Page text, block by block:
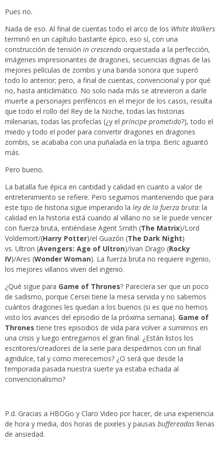
Pues no.
Nada de eso. Al final de cuentas todo el arco de los White Walkers
terminó en un capítulo bastante épico, eso sí, con una
construcción de tensión in crescendo orquestada a la perfección,
imágenes impresionantes de dragones, secuencias dignas de las
mejores películas de zombis y una banda sonora que superó
todo lo anterior; pero, a final de cuentas, convencional y por qué
no, hasta anticlimático. No solo nada más se atrevieron a darle
muerte a personajes periféricos en el mejor de los casos, resulta
que todo el rollo del Rey de la Noche, todas las historias
milenarias, todas las profecías (¿y el príncipe prometido?), todo el
miedo y todo el poder para convertir dragones en dragones
zombis, se acababa con una puñalada en la tripa. Beric aguantó
más.
Pero bueno.
La batalla fue épica en cantidad y calidad en cuanto a valor de
entretenimiento se refiere. Pero seguimos manteniendo que para
este tipo de historia sigue imperando la ley de la fuerza bruta: la
calidad en la historia está cuando al villano no se le puede vencer
con fuerza bruta, entiéndase Agent Smith (The Matrix)/Lord
Voldemort/(Harry Potter)/el Guazón (The Dark Night)
vs. Ultron (Avengers: Age of Ultron)/Ivan Drago (Rocky
IV)/Ares (Wonder Woman). La fuerza bruta no requiere ingenio,
los mejores villanos viven del ingenio.
¿Qué sigue para Game of Thrones? Pareciera ser que un poco
de sadismo, porque Cersei tiene la mesa servida y no sabemos
cuántos dragones les quedan a los buenos (si es que no hemos
visto los avances del episodio de la próxima semana). Game of
Thrones tiene tres episodios de vida para volver a sumirnos en
una crisis y luego entregarnos el gran final. ¿Están listos los
escritores/creadores de la serie para despedirnos con un final
agridulce, tal y como merecemos? ¿O será que desde la
temporada pasada nuestra suerte ya estaba echada al
convencionalismo?
P.d. Gracias a HBOGo y Claro Video por hacer, de una experiencia
de hora y media, dos horas de pixeles y pausas buffereadas llenas
de ansiedad.